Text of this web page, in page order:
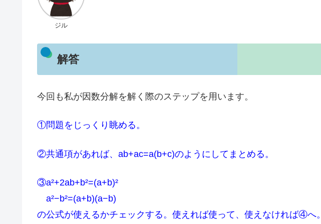
ジル
解答
今回も私が因数分解を解く際のステップを用います。
①問題をじっくり眺める。
②共通項があれば、ab+ac=a(b+c)のようにしてまとめる。
③a²+2ab+b²=(a+b)²
a²−b²=(a+b)(a−b)
の公式が使えるかチェックする。使えれば使って、使えなければ④へ。